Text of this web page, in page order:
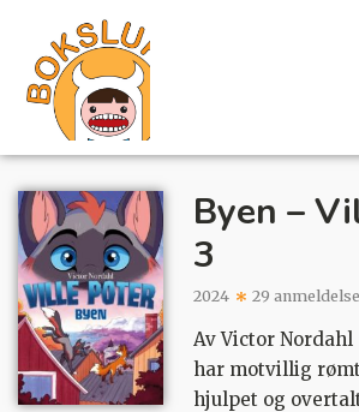
Byen –
3
2024 29
Av Victor
har motvillig
hjulpet og